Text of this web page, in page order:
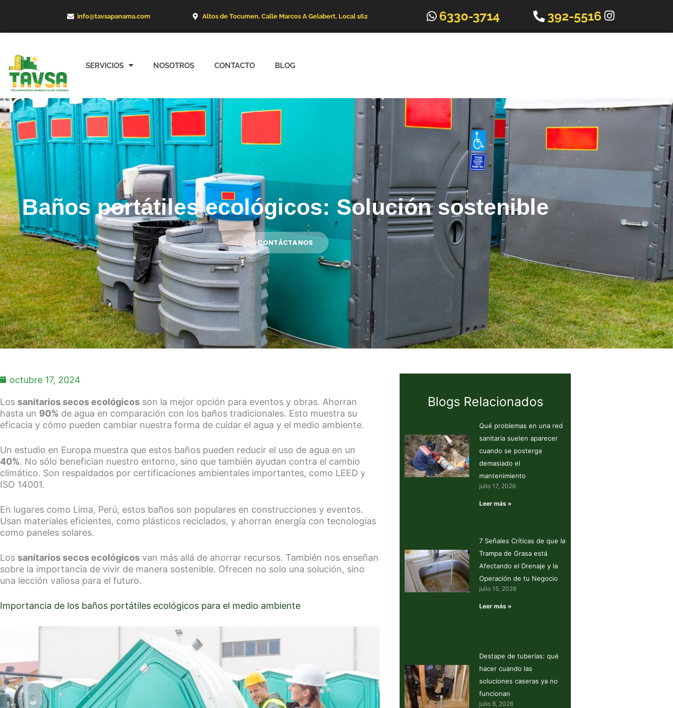
contenido
info@tavsapanama.com Altos de Tocumen, Calle Marcos A Gelabert, Local 162 6330-3714 392-5516
SERVICIOS NOSOTROS CONTACTO BLOG
Baños portátiles ecológicos: Solución sostenible
CONTÁCTANOS
octubre 17, 2024
Los sanitarios secos ecológicos son la mejor opción para eventos y obras. Ahorran
hasta un 90% de agua en comparación con los baños tradicionales. Esto muestra su
eficacia y cómo pueden cambiar nuestra forma de cuidar el agua y el medio ambiente.
Un estudio en Europa muestra que estos baños pueden reducir el uso de agua en un
40%. No sólo benefician nuestro entorno, sino que también ayudan contra el cambio
climático. Son respaldados por certificaciones ambientales importantes, como LEED y
ISO 14001.
En lugares como Lima, Perú, estos baños son populares en construcciones y eventos.
Usan materiales eficientes, como plásticos reciclados, y ahorran energía con tecnologías
como paneles solares.
Los sanitarios secos ecológicos van más allá de ahorrar recursos. También nos enseñan
sobre la importancia de vivir de manera sostenible. Ofrecen no solo una solución, sino
una lección valiosa para el futuro.
Importancia de los baños portátiles ecológicos para el medio ambiente
Blogs Relacionados
Qué problemas en una red
sanitaria suelen aparecer
cuando se posterga
demasiado el
mantenimiento
julio 17, 2026
Leer más »
7 Señales Críticas de que la
Trampa de Grasa está
Afectando el Drenaje y la
Operación de tu Negocio
julio 15, 2026
Leer más »
Destape de tuberías: qué
hacer cuando las
soluciones caseras ya no
funcionan
julio 8, 2026